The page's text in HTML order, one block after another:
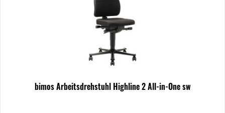
bimos Arbeitsdrehstuhl Highline 2 All-in-One sw